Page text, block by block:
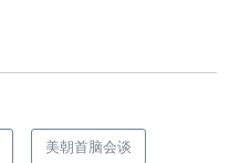
美朝首脑会谈